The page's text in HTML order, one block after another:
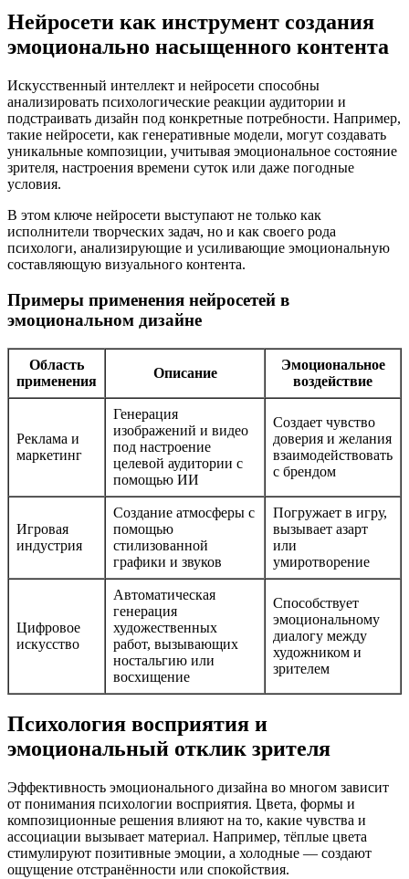
Нейросети как инструмент создания
эмоционально насыщенного контента
Искусственный интеллект и нейросети способны
анализировать психологические реакции аудитории и
подстраивать дизайн под конкретные потребности. Например,
такие нейросети, как генеративные модели, могут создавать
уникальные композиции, учитывая эмоциональное состояние
зрителя, настроения времени суток или даже погодные
условия.
В этом ключе нейросети выступают не только как
исполнители творческих задач, но и как своего рода
психологи, анализирующие и усиливающие эмоциональную
составляющую визуального контента.
Примеры применения нейросетей в
эмоциональном дизайне
Область
применения
Описание
Эмоциональное
воздействие
Реклама и
маркетинг
Генерация
изображений и видео
под настроение
целевой аудитории с
помощью ИИ
Создает чувство
доверия и желания
взаимодействовать
с брендом
Игровая
индустрия
Создание атмосферы с
помощью
стилизованной
графики и звуков
Погружает в игру,
вызывает азарт
или
умиротворение
Цифровое
искусство
Автоматическая
генерация
художественных
работ, вызывающих
ностальгию или
восхищение
Способствует
эмоциональному
диалогу между
художником и
зрителем
Психология восприятия и
эмоциональный отклик зрителя
Эффективность эмоционального дизайна во многом зависит
от понимания психологии восприятия. Цвета, формы и
композиционные решения влияют на то, какие чувства и
ассоциации вызывает материал. Например, тёплые цвета
стимулируют позитивные эмоции, а холодные — создают
ощущение отстранённости или спокойствия.